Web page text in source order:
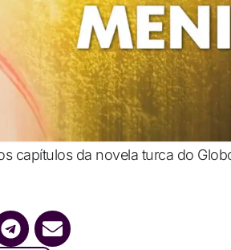
capítulos da novela turca do